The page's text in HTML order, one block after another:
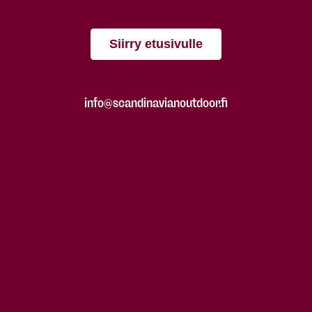
Siirry etusivulle
info@scandinavianoutdoor.fi